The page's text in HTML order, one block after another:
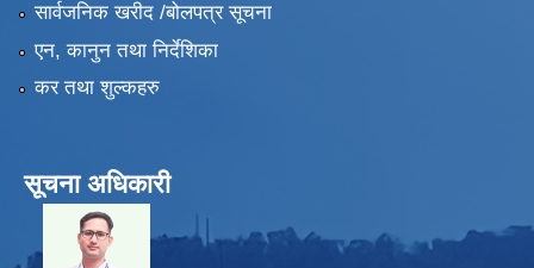
सार्वजनिक खरीद /बोलपत्र सूचना
एन, कानुन तथा निर्देशिका
कर तथा शुल्कहरु
सूचना अधिकारी
​